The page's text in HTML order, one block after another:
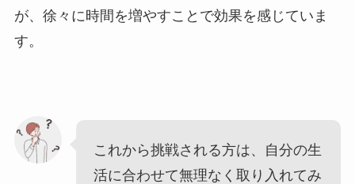
が、徐々に時間を増やすことで効果を感じていま
す。
これから挑戦される方は、自分の生
活に合わせて無理なく取り入れてみ